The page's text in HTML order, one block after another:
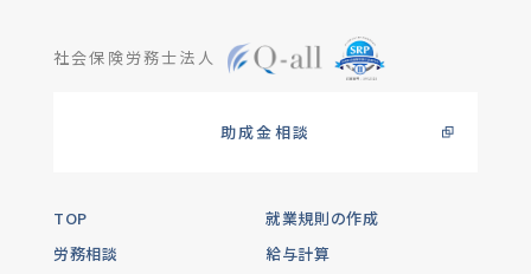
社会保険労務士法人
助成金相談
TOP
就業規則の作成
労務相談
給与計算